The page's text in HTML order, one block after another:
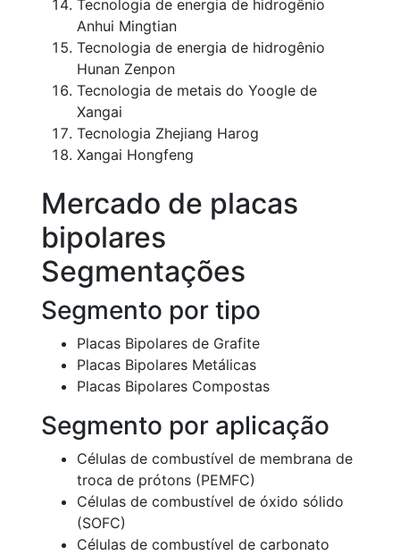
Tecnologia de energia de hidrogênio
Anhui Mingtian
Tecnologia de energia de hidrogênio
Hunan Zenpon
Tecnologia de metais do Yoogle de
Xangai
Tecnologia Zhejiang Harog
Xangai Hongfeng
Mercado de placas
bipolares
Segmentações
Segmento por tipo
Placas Bipolares de Grafite
Placas Bipolares Metálicas
Placas Bipolares Compostas
Segmento por aplicação
Células de combustível de membrana de
troca de prótons (PEMFC)
Células de combustível de óxido sólido
(SOFC)
Células de combustível de carbonato